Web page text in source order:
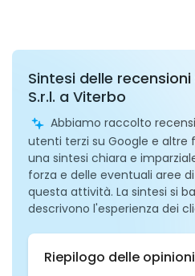
Sintesi delle
S.r.l. a Viterbo
Abbiamo raccolto
utenti terzi su Google e altre
una sintesi chiara e
forza e delle eventuali aree
questa attività. La sintesi si
descrivono l'esperienza dei
Riepilogo delle